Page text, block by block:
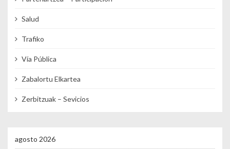
Salud
Trafiko
Vía Pública
Zabalortu Elkartea
Zerbitzuak – Sevicios
agosto 2026